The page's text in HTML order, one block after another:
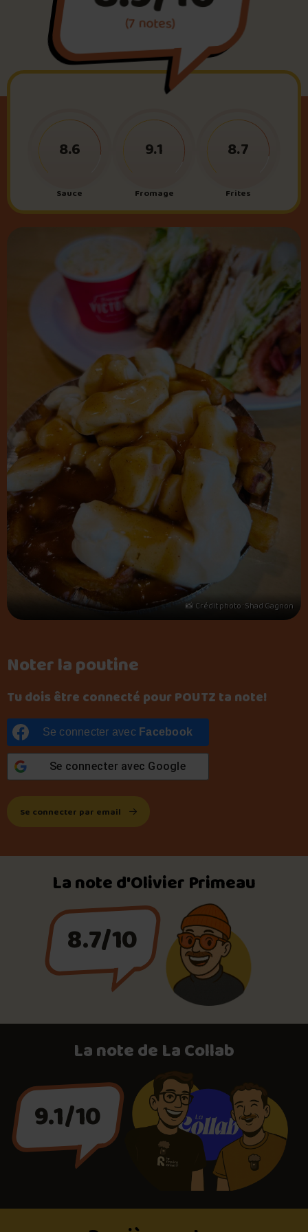
Foire aux questions
Me connecter
(7 notes)
Noter la poutine
Tu dois être connecté pour POUTZ ta note!
Se connecter avec Facebook
Se connecter avec Google
Se connecter par email
Sauce
8.6
Fromage
9.1
Frites
8.7
📸 Crédit photo : Shad Gagnon
La note d'Olivier Primeau
8.7/10
La note de La Collab
9.1/10